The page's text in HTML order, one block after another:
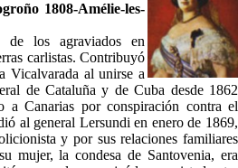
1808-Amélie-les-
de los agraviados en
carlistas. Contribuyó
Vicalvarada al unirse a
de Cataluña y de Cuba desde 1862
a Canarias por conspiración contra el
al general Lersundi en enero de 1869,
y por sus relaciones familiares
mujer, la condesa de Santovenia, era